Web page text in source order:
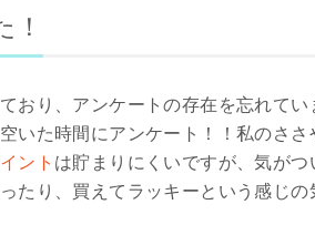
！
おり、アンケートの存在を忘れて
いた時間にアンケート！！私のさ
ント は貯まりにくいですが、気が
たり、買えてラッキーという感じの